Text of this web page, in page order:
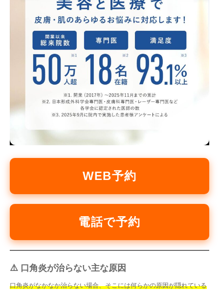
WEB予約
電話で予約
⚠️ 口角炎が治らない主な原因
口角炎がなかなか治らない場合、そこには何らかの原因が隠れている